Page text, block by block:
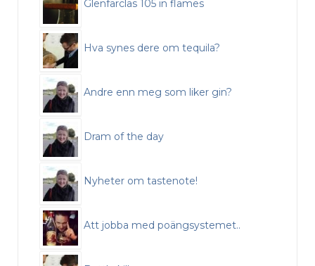
Glenfarclas 105 in flames
Hva synes dere om tequila?
Andre enn meg som liker gin?
Dram of the day
Nyheter om tastenote!
Att jobba med poängsystemet..